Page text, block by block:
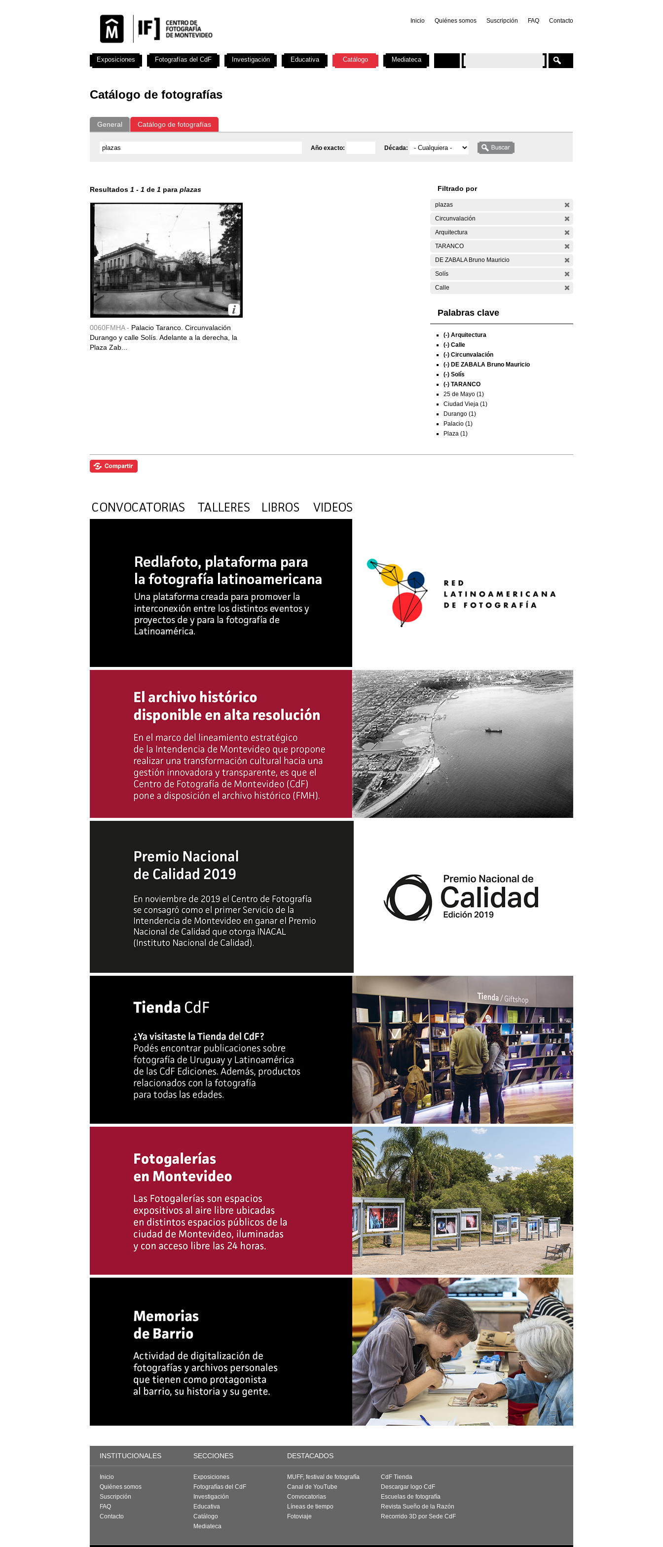
Inicio Quiénes somos Suscripción FAQ Contacto
Catálogo de fotografías
General Catálogo de fotografías
Año exacto: Década:
Resultados 1 - 1 de 1 para plazas
0060FMHA - Palacio Taranco. Circunvalación
Durango y calle Solís. Adelante a la derecha, la
Plaza Zab...
Filtrado por
plazas
Circunvalación
Arquitectura
TARANCO
DE ZABALA Bruno Mauricio
Solís
Calle
Palabras clave
(-) Arquitectura
(-) Calle
(-) Circunvalación
(-) DE ZABALA Bruno Mauricio
(-) Solís
(-) TARANCO
25 de Mayo (1)
Ciudad Vieja (1)
Durango (1)
Palacio (1)
Plaza (1)
Exposiciones Fotografías del CdF Investigación Educativa Catálogo Mediateca
INSTITUCIONALES SECCIONES DESTACADOS
Inicio
Quiénes somos
Suscripción
FAQ
Contacto
Exposiciones
Fotografías del CdF
Investigación
Educativa
Catálogo
Mediateca
MUFF, festival de fotografía
Canal de YouTube
Convocatorias
Líneas de tiempo
Fotoviaje
CdF Tienda
Descargar logo CdF
Escuelas de fotografía
Revista Sueño de la Razón
Recorrido 3D por Sede CdF